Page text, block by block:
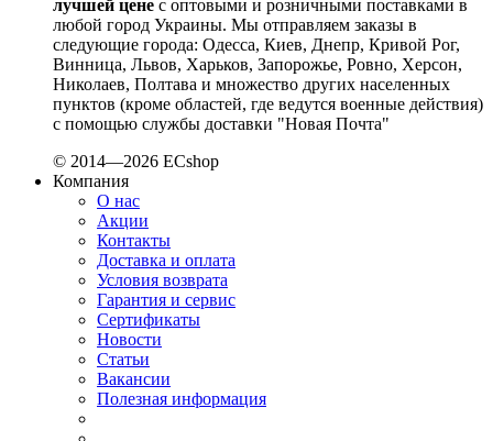
Smart-MAIC
Socomec (Франция)
SOFAR (Китай)
Sungrow (Китай)
TAB (Словения)
Takel (Украина)
Technoelectric (Италия)
Technosystems (Украина)
TEKPAN (Турция)
TeleTec (Украина)
TEM (Словения)
Tense (Турция)
Terneo (Украина)
Testboy (Германия)
UEC (Украина)
UEK (Украина)
Vargo (Украина)
Vector VS
лучшей цене с оптовыми и розничными поставками в
любой город Украины. Мы отправляем заказы в
следующие города: Одесса, Киев, Днепр, Кривой Рог,
Винница, Львов, Харьков, Запорожье, Ровно, Херсон,
Николаев, Полтава и множество других населенных
пунктов (кроме областей, где ведутся военные действия)
с помощью службы доставки "Новая Почта"
© 2014—2026 ECshop
Компания
О нас
Акции
Контакты
Доставка и оплата
Условия возврата
Гарантия и сервис
Сертификаты
Новости
Статьи
Вакансии
Полезная информация